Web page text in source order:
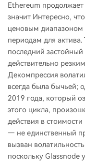
Ethereum продолжает
значит Интересно,
ценовым диапазоном
периодам для
последний
действительно
Декомпрессия
всегда была бычьей;
2019 года, который
этого цикла,
действия в
— не единственный
вызван
поскольку Glassnode